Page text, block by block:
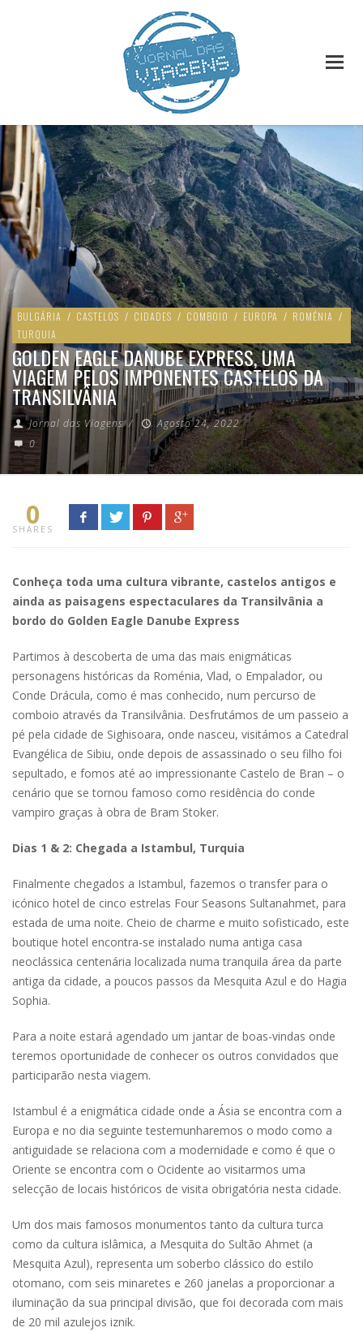
BULGÁRIA / CASTELOS / CIDADES / COMBOIO / EUROPA / ROMÉNIA /
TURQUIA
GOLDEN EAGLE DANUBE EXPRESS, UMA
VIAGEM PELOS IMPONENTES CASTELOS DA
TRANSILVÂNIA
Jornal das Viagens /
Agosto 24, 2022
0
0
SHARES
Conheça toda uma cultura vibrante, castelos antigos e
ainda as paisagens espectaculares da Transilvânia a
bordo do Golden Eagle Danube Express
Partimos à descoberta de uma das mais enigmáticas
personagens históricas da Roménia, Vlad, o Empalador, ou
Conde Drácula, como é mas conhecido, num percurso de
comboio através da Transilvânia. Desfrutámos de um passeio a
pé pela cidade de Sighisoara, onde nasceu, visitámos a Catedral
Evangélica de Sibiu, onde depois de assassinado o seu filho foi
sepultado, e fomos até ao impressionante Castelo de Bran – o
cenário que se tornou famoso como residência do conde
vampiro graças à obra de Bram Stoker.
Dias 1 & 2: Chegada a Istambul, Turquia
Finalmente chegados a Istambul, fazemos o transfer para o
icónico hotel de cinco estrelas Four Seasons Sultanahmet, para
estada de uma noite. Cheio de charme e muito sofisticado, este
boutique hotel encontra-se instalado numa antiga casa
neoclássica centenária localizada numa tranquila área da parte
antiga da cidade, a poucos passos da Mesquita Azul e do Hagia
Sophia.
Para a noite estará agendado um jantar de boas-vindas onde
teremos oportunidade de conhecer os outros convidados que
participarão nesta viagem.
Istambul é a enigmática cidade onde a Ásia se encontra com a
Europa e no dia seguinte testemunharemos o modo como a
antiguidade se relaciona com a modernidade e como é que o
Oriente se encontra com o Ocidente ao visitarmos uma
selecção de locais históricos de visita obrigatória nesta cidade.
Um dos mais famosos monumentos tanto da cultura turca
como da cultura islâmica, a Mesquita do Sultão Ahmet (a
Mesquita Azul), representa um soberbo clássico do estilo
otomano, com seis minaretes e 260 janelas a proporcionar a
iluminação da sua principal divisão, que foi decorada com mais
de 20 mil azulejos iznik.